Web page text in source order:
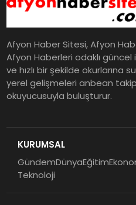
Afyon Haber Sitesi, Afyon
Afyon Haberleri odaklı güncel
ve hızlı bir şekilde okurlarına
yerel gelişmeleri anbean
okuyucusuyla buluşturur.
KURUMSAL
GündemDünyaEğitim
Teknoloji